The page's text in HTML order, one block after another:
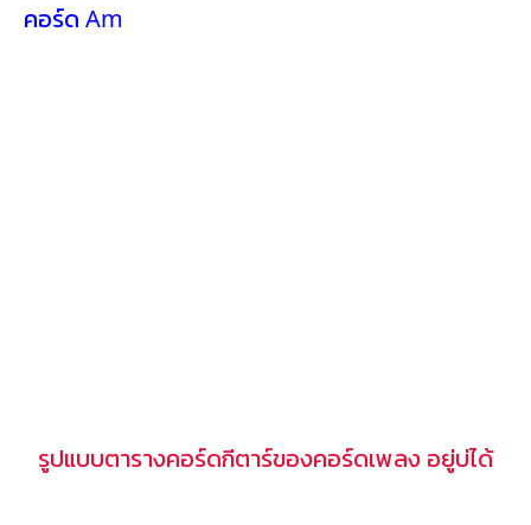
คอร์ด Am
รูปแบบตารางคอร์ดกีตาร์ของคอร์ดเพลง อยู่บ่ได้